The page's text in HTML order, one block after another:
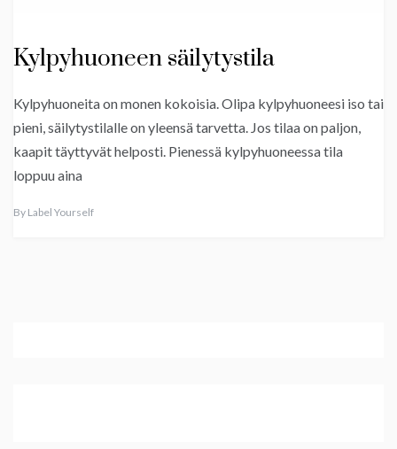
Kylpyhuoneen säilytystila
Kylpyhuoneita on monen kokoisia. Olipa kylpyhuoneesi iso tai
pieni, säilytystilalle on yleensä tarvetta. Jos tilaa on paljon,
kaapit täyttyvät helposti. Pienessä kylpyhuoneessa tila
loppuu aina
By Label Yourself